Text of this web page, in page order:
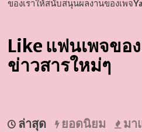
ของเราให้สนับสนุนผลงานของเพจ
Like แฟนเพจขอ
ข่าวสารใหม่ๆ
ล่าสุด ยอดนิยม มา